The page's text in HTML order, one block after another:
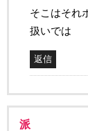
そこはそれ
扱いでは
返信
派